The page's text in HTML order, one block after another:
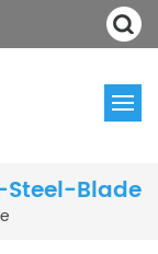
Blade